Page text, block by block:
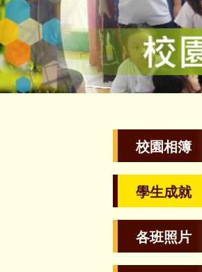
校園相簿
學生成就
各班照片